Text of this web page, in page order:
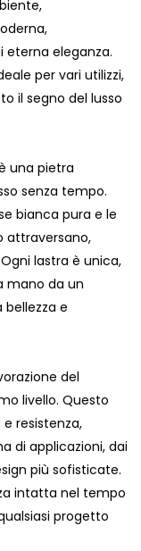
eleganza.
per vari utilizzi,
il segno del lusso
una pietra
senza tempo.
bianca pura e le
attraversano,
lastra è unica,
mano da un
e
del
livello. Questo
resistenza,
di applicazioni, dai
più sofisticate.
intatta nel tempo
progetto